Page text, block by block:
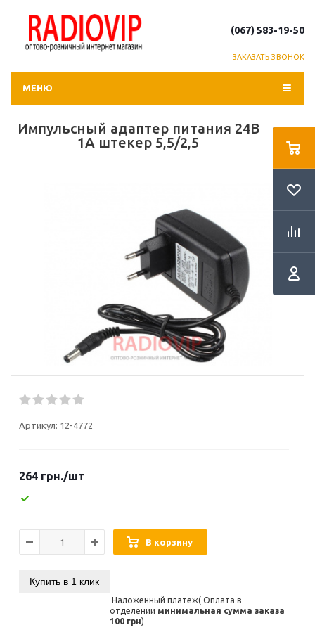
(067) 583-19-50
ЗАКАЗАТЬ ЗВОНОК
МЕНЮ
Импульсный адаптер питания 24В
1А штекер 5,5/2,5
Артикул: 12-4772
264 грн./шт
В корзину
Купить в 1 клик
Наложенный платеж( Оплата в
отделении минимальная сумма заказа
100 грн)